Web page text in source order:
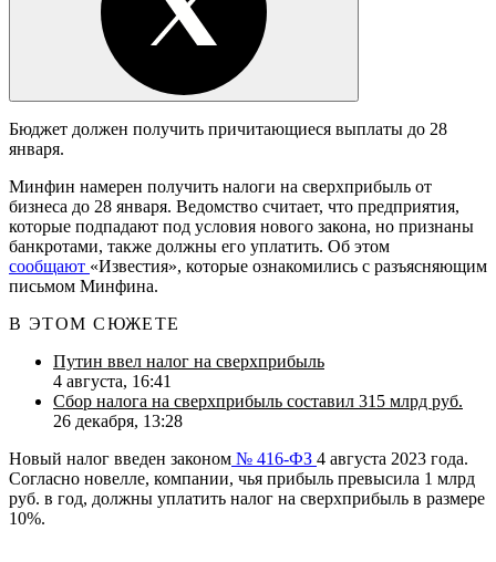
Бюджет должен получить причитающиеся выплаты до 28
января.
Минфин намерен получить налоги на сверхприбыль от
бизнеса до 28 января. Ведомство считает, что предприятия,
которые подпадают под условия нового закона, но признаны
банкротами, также должны его уплатить. Об этом
сообщают «Известия», которые ознакомились с разъясняющим
письмом Минфина.
В ЭТОМ СЮЖЕТЕ
Путин ввел налог на сверхприбыль
4 августа, 16:41
Сбор налога на сверхприбыль составил 315 млрд руб.
26 декабря, 13:28
Новый налог введен законом № 416-ФЗ 4 августа 2023 года.
Согласно новелле, компании, чья прибыль превысила 1 млрд
руб. в год, должны уплатить налог на сверхприбыль в размере
10%.